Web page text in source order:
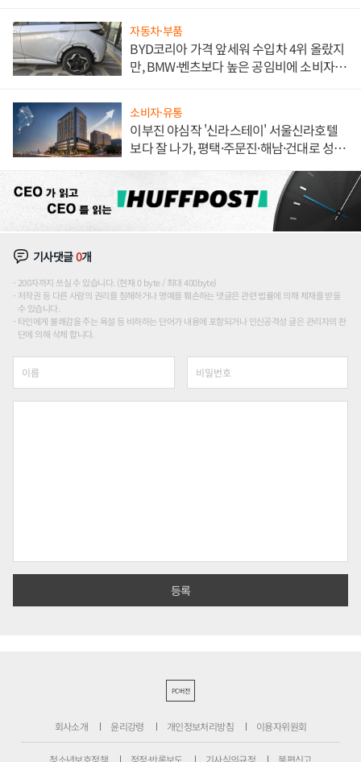
자동차·부품
BYD코리아 가격 앞세워 수입차 4위 올랐지
만, BMW·벤츠보다 높은 공임비에 소비자
소비자·유통
이부진 야심작 '신라스테이' 서울신라호텔
보다 잘 나가, 평택·주문진·해남·건대로 성
기사댓글0개
200자까지 쓰실 수 있습니다. (현재 0 byte / 최대 400byte)
저작권 등 다른 사람의 권리를 침해하거나 명예를 훼손하는 댓글은 관련 법률에 의해 제재를 받을
수 있습니다.
타인에게 불쾌감을 주는 욕설 등 비하하는 단어가 내용에 포함되거나 인신공격성 글은 관리자의 판
단에 의해 삭제 합니다.
PC버전
회사소개 윤리강령 개인정보처리방침 이용자위원회
청소년보호정책 정정·반론보도 기사심의규정 불편신고